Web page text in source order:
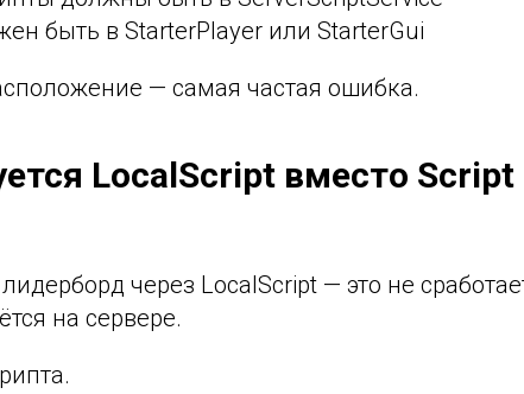
быть в StarterPlayer или StarterGui
— самая частая ошибка.
LocalScript вместо
через LocalScript — это не
на сервере.